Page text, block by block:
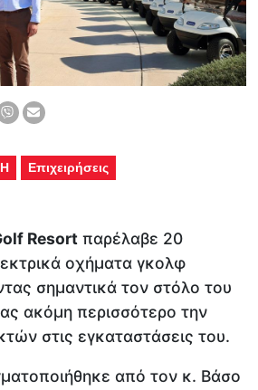
Επιχειρήσεις
Resort παρέλαβε 20
οχήματα γκολφ
σημαντικά τον στόλο του
ακόμη περισσότερο την
στις εγκαταστάσεις του.
από τον κ. Βάσο